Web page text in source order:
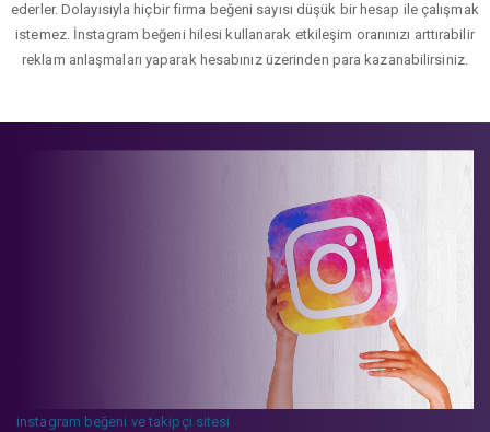
ederler. Dolayısıyla hiçbir firma beğeni sayısı düşük bir hesap ile çalışmak
istemez. İnstagram beğeni hilesi kullanarak etkileşim oranınızı arttırabilir
reklam anlaşmaları yaparak hesabınız üzerinden para kazanabilirsiniz.
instagram beğeni ve takipçi sitesi